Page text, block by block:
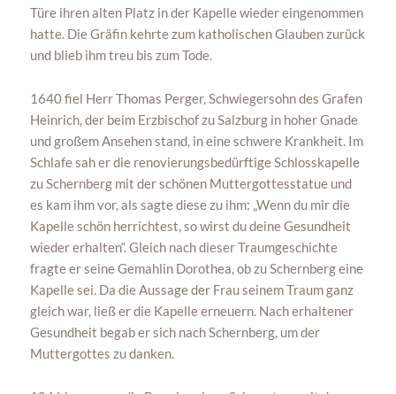
Türe ihren alten Platz in der Kapelle wieder eingenommen
hatte. Die Gräfin kehrte zum katholischen Glauben zurück
und blieb ihm treu bis zum Tode.
1640 fiel Herr Thomas Perger, Schwiegersohn des Grafen
Heinrich, der beim Erzbischof zu Salzburg in hoher Gnade
und großem Ansehen stand, in eine schwere Krankheit. Im
Schlafe sah er die renovierungsbedürftige Schlosskapelle
zu Schernberg mit der schönen Muttergottesstatue und
es kam ihm vor, als sagte diese zu ihm: „Wenn du mir die
Kapelle schön herrichtest, so wirst du deine Gesundheit
wieder erhalten“. Gleich nach dieser Traumgeschichte
fragte er seine Gemahlin Dorothea, ob zu Schernberg eine
Kapelle sei. Da die Aussage der Frau seinem Traum ganz
gleich war, ließ er die Kapelle erneuern. Nach erhaltener
Gesundheit begab er sich nach Schernberg, um der
Muttergottes zu danken.